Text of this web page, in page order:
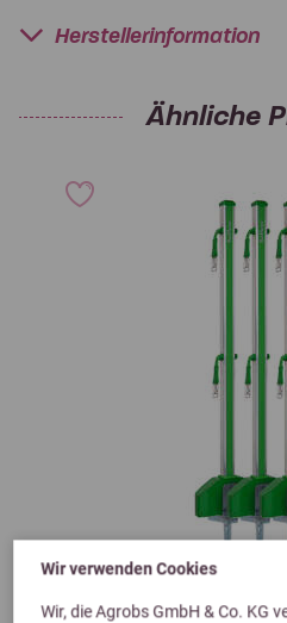
Wir verwenden Cookies
Wir, die Agrobs GmbH & Co. KG
Herstellerinformation
Ähnliche
Previous